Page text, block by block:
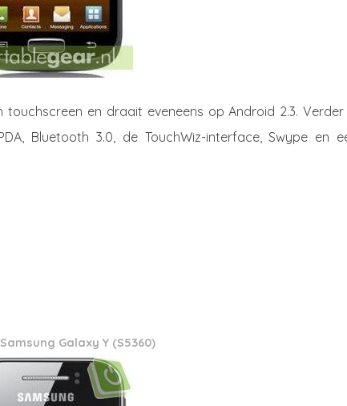
touchscreen en draait eveneens op Android 2.3.
Bluetooth 3.0, de TouchWiz-interface, Swype en
Samsung Galaxy Y (S5360)